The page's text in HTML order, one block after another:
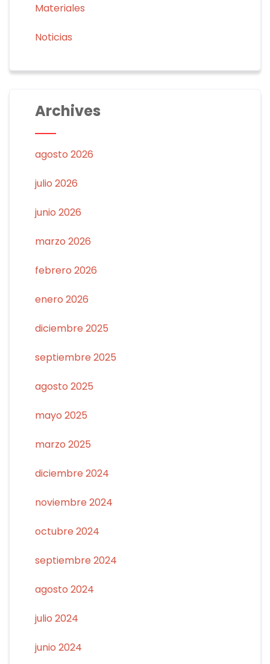
Materiales
Noticias
Archives
agosto 2026
julio 2026
junio 2026
marzo 2026
febrero 2026
enero 2026
diciembre 2025
septiembre 2025
agosto 2025
mayo 2025
marzo 2025
diciembre 2024
noviembre 2024
octubre 2024
septiembre 2024
agosto 2024
julio 2024
junio 2024